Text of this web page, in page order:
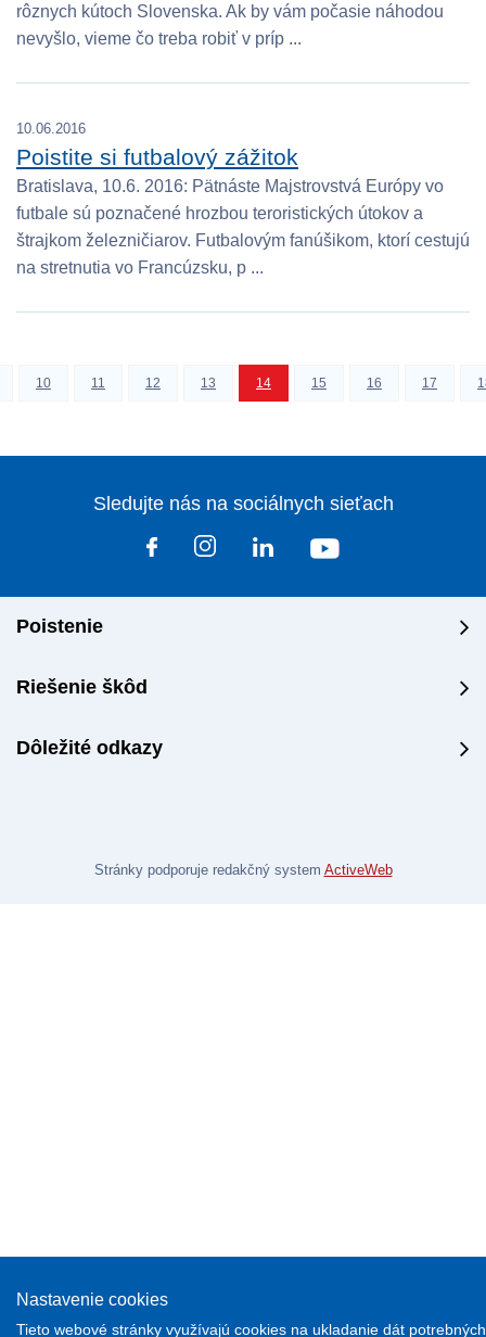
Nastavenie cookies
Tieto webové stránky využívajú cookies na ukladanie dát
rôznych kútoch Slovenska. Ak by vám počasie náhodou
nevyšlo, vieme čo treba robiť v príp ...
10.06.2016
Poistite si futbalový zážitok
Bratislava, 10.6. 2016: Pätnáste Majstrovstvá Európy vo
futbale sú poznačené hrozbou teroristických útokov a
štrajkom železničiarov. Futbalovým fanúšikom, ktorí cestujú
na stretnutia vo Francúzsku, p ...
10 11 12 13 14 15 16 17
Sledujte nás na sociálnych sieťach
Poistenie
Riešenie škôd
Dôležité odkazy
Stránky podporuje redakčný system ActiveWeb